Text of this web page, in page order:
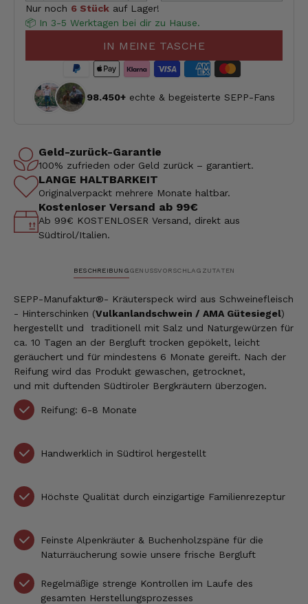
Nur noch 6 Stück auf Lager!
📦 In 3-5 Werktagen bei dir zu Hause.
IN MEINE TASCHE
98.450+ echte & begeisterte SEPP-Fans
Geld-zurück-Garantie
100% zufrieden oder Geld zurück – garantiert.
LANGE HALTBARKEIT
Originalverpackt mehrere Monate haltbar.
Kostenloser Versand ab 99€
Ab 99€ KOSTENLOSER Versand, direkt aus
Südtirol/Italien.
BESCHREIBUNGGENUSSVORSCHLAG ZUTATEN
SEPP-Manufaktur®- Kräuterspeck wird aus Schweinefleisch
- Hinterschinken (Vulkanlandschwein / AMA Gütesiegel)
hergestellt und traditionell mit Salz und Naturgewürzen für
ca. 10 Tagen an der Bergluft trocken gepökelt, leicht
geräuchert und für mindestens 6 Monate gereift. Nach der
Reifung wird das Produkt gewaschen, getrocknet,
und mit duftenden Südtiroler Bergkräutern überzogen.
Reifung: 6-8 Monate
Handwerklich in Südtirol hergestellt
Höchste Qualität durch einzigartige Familienrezeptur
Feinste Alpenkräuter & Buchenholzspäne für die
Naturräucherung sowie unsere frische Bergluft
Regelmäßige strenge Kontrollen im Laufe des
gesamten Herstellungsprozesses